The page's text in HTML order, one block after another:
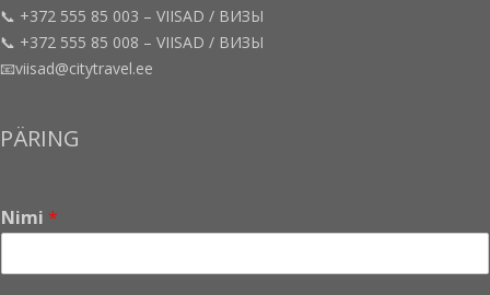
📞 +372 555 85 003 – VIISAD / ВИЗЫ
📞 +372 555 85 008 – VIISAD / ВИЗЫ
📧viisad@citytravel.ee
PÄRING
Nimi *